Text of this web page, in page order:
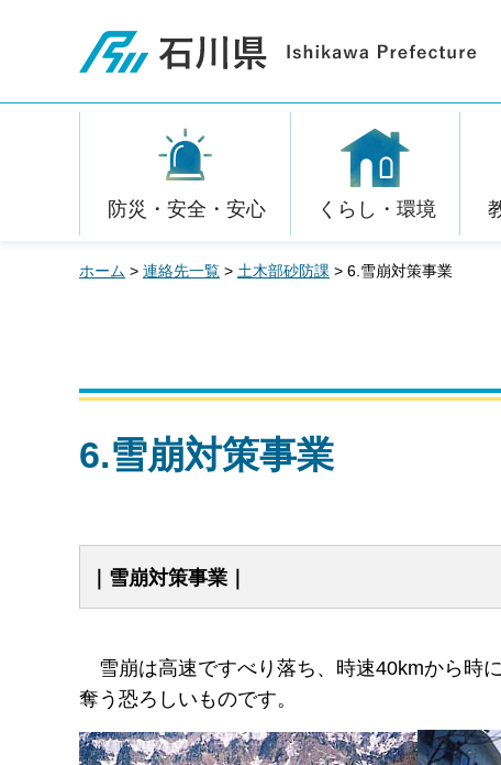
石川県
防災・安全・安心 くらし・環境
ホーム > 連絡先一覧 > 土木部砂防課 > 6.雪崩対策事業
6.雪崩対策事業
｜雪崩対策事業｜
雪崩は高速ですべり落ち、時速40kmから時
奪う恐ろしいものです。